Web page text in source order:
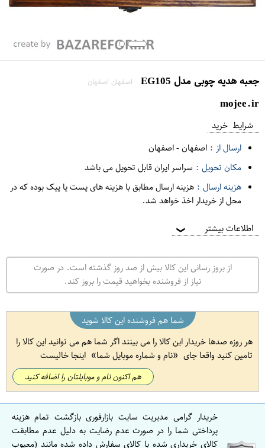
جعبه هدیه چوبی مدل EG105 اصفهان اصفهان
mojee.ir
شرایط خرید
ارسال از : اصفهان-اصفهان
مکان تحویل : سراسر ایران قابل تحویل می باشد
هزینه ارسال : هزینه ارسال مطابق با هزینه های پست یا پیک بوده که در
محل از خریدار اخذ خواهد شد.
اطلاعات بیشتر ❯
از بروز رسانی این کالا بیش از صد روز گذشته است. در صورت
نیاز از فروشنده بخواهید قیمت را بروز کند.
شما هم فروشنده این کالا شوید
هر روزه صدها خریدار این کالا را می بینند اگر شما هم می توانید این کالا را
تامین کنید واقعا جای
نام و شماره موبایل شما اینجا خالیست
هم اکنون نام و موبایلتان را اضافه کنید
خریدار گرامی مدیریت سایت بازارفوری بازگشت تمام هزینه
پرداختی شما را در صورت عدم رضایت به دلیل عدم مطابقت
کالای خریداری شده با کالای سفارش داده شده مانند (معیوب